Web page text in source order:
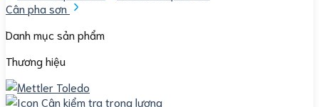
Cân pha sơn
Danh mục sản phẩm
Thương hiệu